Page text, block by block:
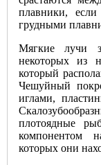
плавники,
грудными
Мягкие лучи
некоторых из
который
Чешуйный
иглами,
плотоядные
компонентом
которых они